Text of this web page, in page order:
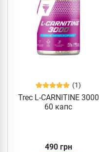
(1)
Trec L-CARNITINE 3000
60 капс
490 грн